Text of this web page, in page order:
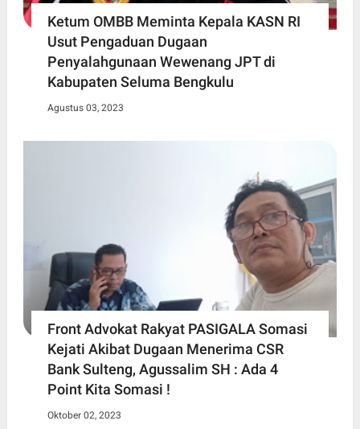
Ketum OMBB Meminta Kepala KASN RI
Usut Pengaduan Dugaan
Penyalahgunaan Wewenang JPT di
Kabupaten Seluma Bengkulu
Agustus 03, 2023
Front Advokat Rakyat PASIGALA Somasi
Kejati Akibat Dugaan Menerima CSR
Bank Sulteng, Agussalim SH : Ada 4
Point Kita Somasi !
Oktober 02, 2023